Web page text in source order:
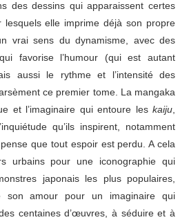
des dessins qui apparaissent certes
lesquels elle imprime déjà son propre
vrai sens du dynamisme, avec des
favorise l’humour (qui est autant
aussi le rythme et l’intensité des
ce premier tome. La mangaka
et l’imaginaire qui entoure les kaiju,
qu’ils inspirent, notamment
que tout espoir est perdu. A cela
urbains pour une iconographie qui
japonais les plus populaires,
son amour pour un imaginaire qui
centaines d’œuvres, à séduire et à